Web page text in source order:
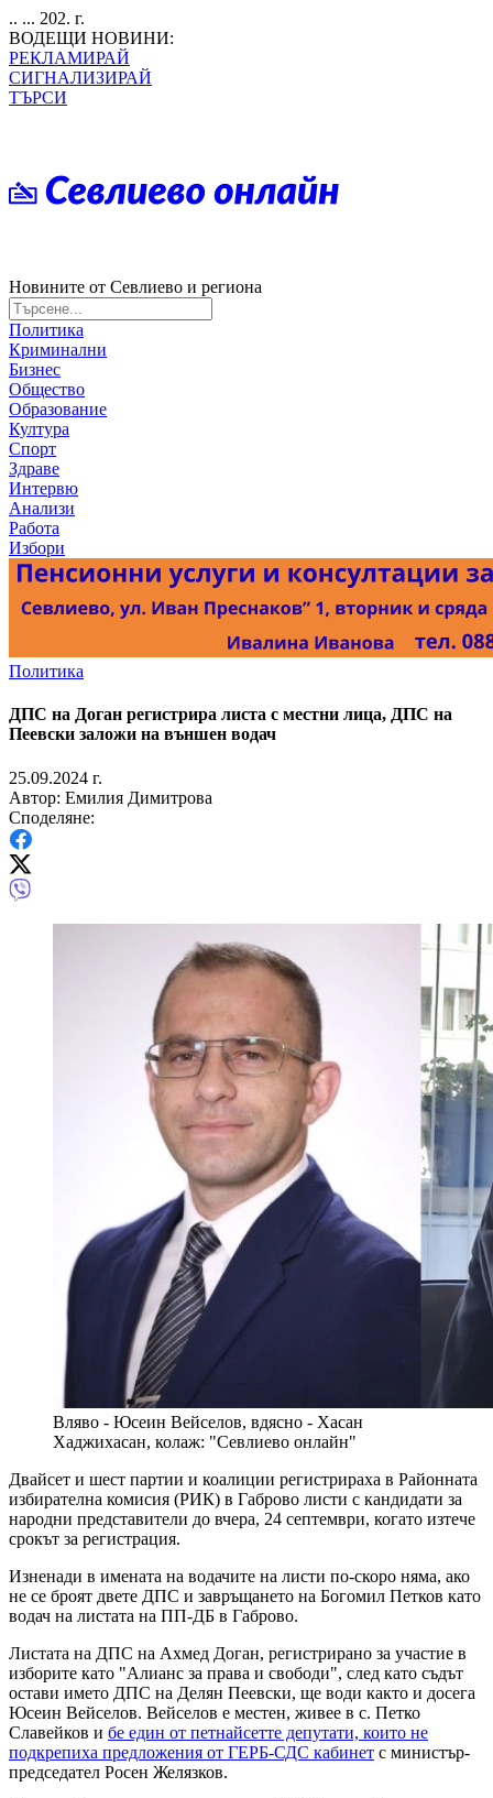
.. ... 202. г.
ВОДЕЩИ НОВИНИ:
РЕКЛАМИРАЙ
СИГНАЛИЗИРАЙ
ТЪРСИ
Новините от Севлиево и региона
Политика
Криминални
Бизнес
Общество
Образование
Култура
Спорт
Здраве
Интервю
Анализи
Работа
Избори
Политика
ДПС на Доган регистрира листа с местни лица, ДПС на
Пеевски заложи на външен водач
25.09.2024 г.
Автор: Емилия Димитрова
Споделяне:
Вляво - Юсеин Вейселов, вдясно - Хасан
Хаджихасан, колаж: "Севлиево онлайн"
Двайсет и шест партии и коалиции регистрираха в Районната
избирателна комисия (РИК) в Габрово листи с кандидати за
народни представители до вчера, 24 септември, когато изтече
срокът за регистрация.
Изненади в имената на водачите на листи по-скоро няма, ако
не се броят двете ДПС и завръщането на Богомил Петков като
водач на листата на ПП-ДБ в Габрово.
Листата на ДПС на Ахмед Доган, регистрирано за участие в
изборите като "Алианс за права и свободи", след като съдът
остави името ДПС на Делян Пеевски, ще води както и досега
Юсеин Вейселов. Вейселов е местен, живее в с. Петко
Славейков и бе един от петнайсетте депутати, които не
подкрепиха предложения от ГЕРБ-СДС кабинет с министър-
председател Росен Желязков.